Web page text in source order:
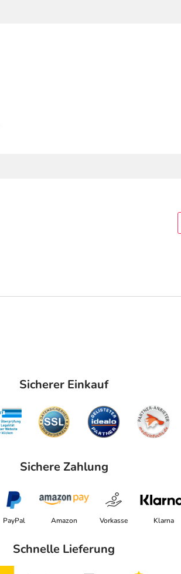
Sicherer Einkauf
Sichere Zahlung
PayPal Amazon Vorkasse Klarna
Schnelle Lieferung